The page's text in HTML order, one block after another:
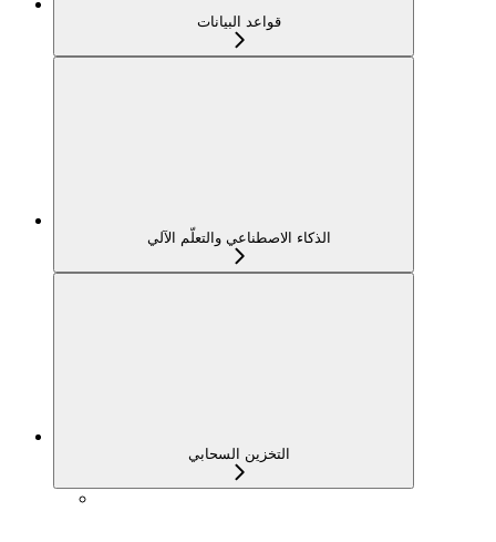
قواعد البيانات
الذكاء الاصطناعي والتعلّم الآلي
التخزين السحابي